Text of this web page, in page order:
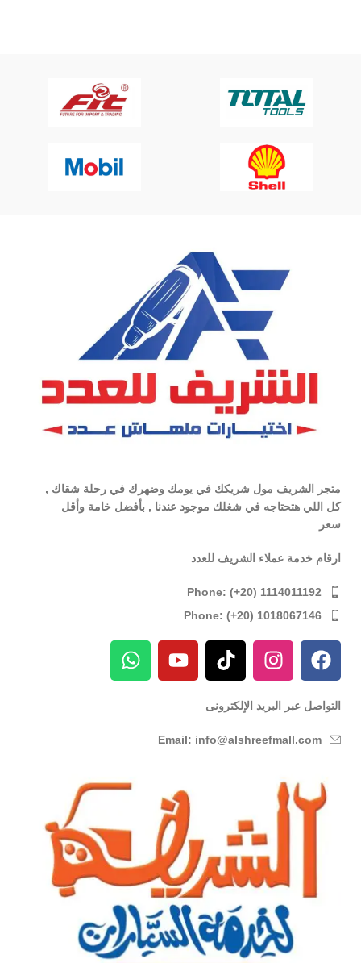
متجر الشريف مول شريكك في يومك وضهرك في رحلة شقاك ,
كل اللي هتحتاجه في شغلك موجود عندنا , بأفضل خامة وأقل
سعر
ارقام خدمة عملاء الشريف للعدد
Phone: (+20) 1114011192
Phone: (+20) 1018067146
التواصل عبر البريد الإلكترونى
Email: info@alshreefmall.com